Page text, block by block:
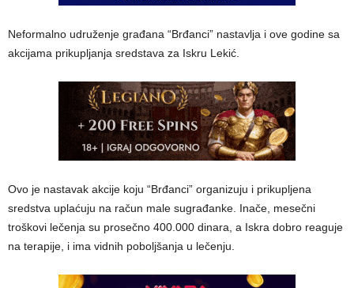
Neformalno udruženje građana “Brđanci” nastavlja i ove godine sa
akcijama prikupljanja sredstava za Iskru Lekić.
Ovo je nastavak akcije koju “Brđanci” organizuju i prikupljena
sredstva uplaćuju na račun male sugrađanke. Inače, mesečni
troškovi lečenja su prosečno 400.000 dinara, a Iskra dobro reaguje
na terapije, i ima vidnih poboljšanja u lečenju.